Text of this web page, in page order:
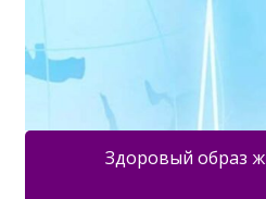
Здоровый образ